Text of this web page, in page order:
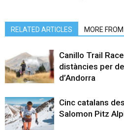
RELATED ARTICLES MORE
Canillo Trail
distàncies per
d’Andorra
Cinc catalans
Salomon Pitz